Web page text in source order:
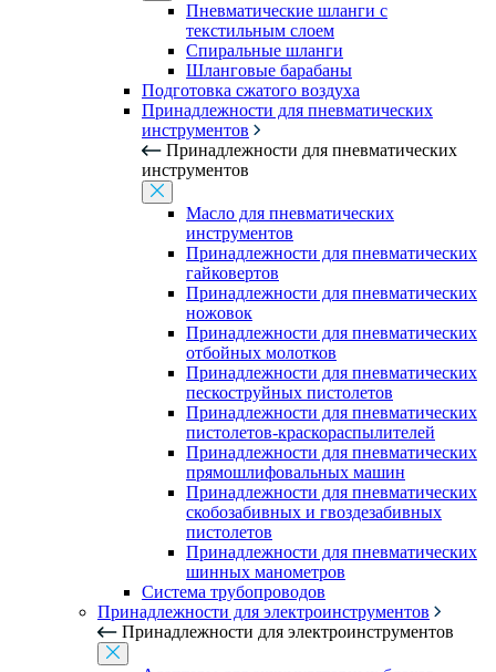
Пневматические шланги с
текстильным слоем
Спиральные шланги
Шланговые барабаны
Подготовка сжатого воздуха
Принадлежности для пневматических
инструментов
Принадлежности для пневматических
инструментов
Масло для пневматических
инструментов
Принадлежности для пневматических
гайковертов
Принадлежности для пневматических
ножовок
Принадлежности для пневматических
отбойных молотков
Принадлежности для пневматических
пескоструйных пистолетов
Принадлежности для пневматических
пистолетов-краскораспылителей
Принадлежности для пневматических
прямошлифовальных машин
Принадлежности для пневматических
скобозабивных и гвоздезабивных
пистолетов
Принадлежности для пневматических
шинных манометров
Система трубопроводов
Принадлежности для электроинструментов
Принадлежности для электроинструментов